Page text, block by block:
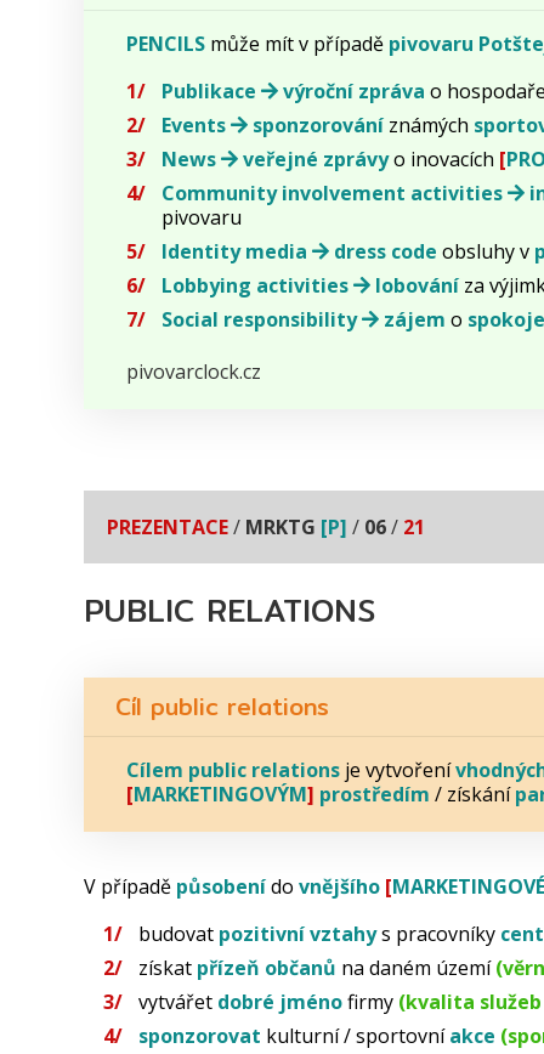
PENCILSmůže mít v případě pivovaru
Publikace
výroční zpráva o
Events
sponzorováníznámých
News
veřejné zprávyo inovacích [
Community involvement activities
pivovaru
Identity media
dress code obsluhy v
Lobbying activities
lobováníza
Social responsibility
zájem o
pivovarclock.cz
PREZENTACE/ MRKTG [P] / 06/ 21
PUBLIC RELATIONS
Cíl public relations
Cílem public relationsje vytvoření
[MARKETINGOVÝM] prostředím / získání
V případě působenído vnějšího [
budovat pozitivní vztahys pracovníky
získatpřízeň občanů na daném území
vytvářet dobré jménofirmy (kvalita
sponzorovat kulturní / sportovníakce